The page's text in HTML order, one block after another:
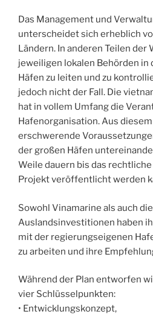
Das Management und
unterscheidet sich erheblich
Ländern. In anderen Teilen der
jeweiligen lokalen Behörden
Häfen zu leiten und zu
jedoch nicht der Fall. Die
hat in vollem Umfang die
Hafenorganisation. Aus
erschwerende
der großen Häfen
Weile dauern bis das
Projekt veröffentlicht werden
Sowohl Vinamarine als auch
Auslandsinvestitionen haben
mit der regierungseigenen
zu arbeiten und ihre
Während der Plan entworfen
vier Schlüsselpunkten:
• Entwicklungskonzept,